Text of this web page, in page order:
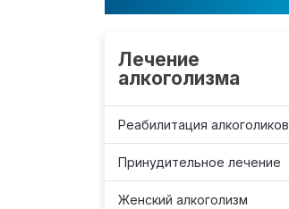
Лечение
алкоголизма
Реабилитация алкоголиков
Принудительное лечение
Женский алкоголизм